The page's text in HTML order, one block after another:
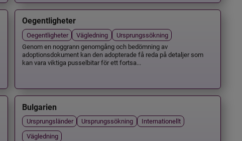
Oegentligheter
Oegentligheter Vägledning
Ursprungssökning
Genom en noggrann genomgång och bedömning av
adoptionsdokument kan den adopterade få reda på detaljer som
kan vara viktiga pusselbitar för ett fortsa...
Bulgarien
Ursprungsländer Ursprungssökning
Internationellt
Vägledning